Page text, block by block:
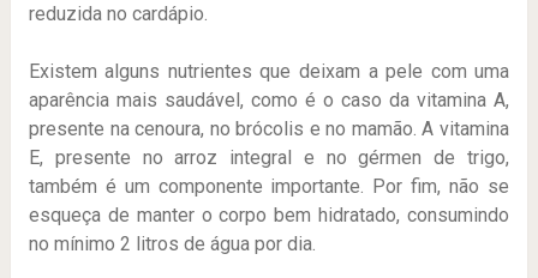
reduzida no cardápio.
Existem alguns nutrientes que deixam a pele com uma
aparência mais saudável, como é o caso da vitamina A,
presente na cenoura, no brócolis e no mamão. A vitamina
E, presente no arroz integral e no gérmen de trigo,
também é um componente importante. Por fim, não se
esqueça de manter o corpo bem hidratado, consumindo
no mínimo 2 litros de água por dia.